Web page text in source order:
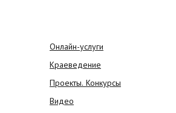
Онлайн-услуги
Краеведение
Проекты. Конкурсы
Видео